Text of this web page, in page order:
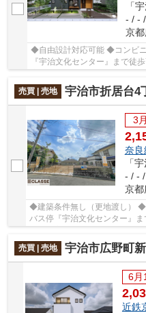
- / -
京
◆自由設計対応可能 ◆コンビ
『宇治文化センター』まで
売買 | 売地
宇治市折居台4
3
奈良
- / -
京都
◆建築条件無し（更地渡し）
バス停『宇治文化センター』
売買 | 売地
宇治市広野町新成田2
6月
近鉄